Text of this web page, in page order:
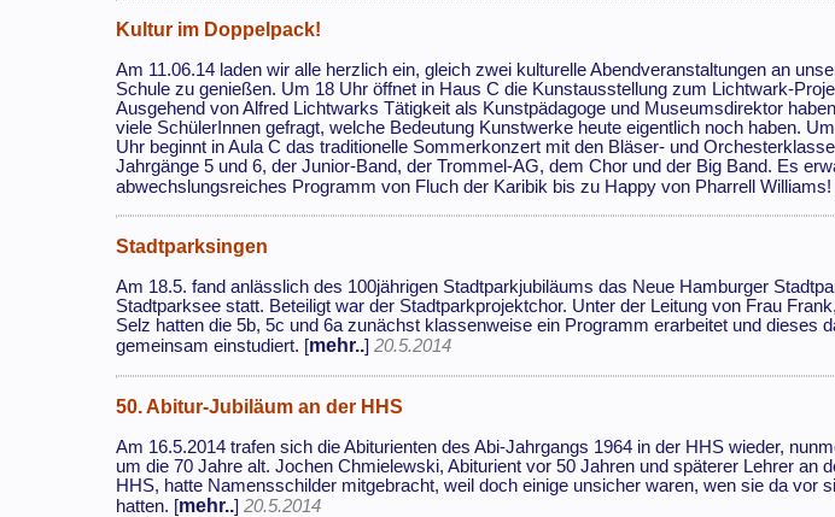
Kultur im Doppelpack!
Am 11.06.14 laden wir alle herzlich ein, gleich zwei kulturelle Abendveranstaltungen an
Schule zu genießen. Um 18 Uhr öffnet in Haus C die Kunstausstellung zum Lichtwark-
Ausgehend von Alfred Lichtwarks Tätigkeit als Kunstpädagoge und Museumsdirektor
viele SchülerInnen gefragt, welche Bedeutung Kunstwerke heute eigentlich noch haben.
Uhr beginnt in Aula C das traditionelle Sommerkonzert mit den Bläser- und
Jahrgänge 5 und 6, der Junior-Band, der Trommel-AG, dem Chor und der Big Band. Es
abwechslungsreiches Programm von Fluch der Karibik bis zu Happy von Pharrell Williams!
Stadtparksingen
Am 18.5. fand anlässlich des 100jährigen Stadtparkjubiläums das Neue Hamburger
Stadtparksee statt. Beteiligt war der Stadtparkprojektchor. Unter der Leitung von Frau
Selz hatten die 5b, 5c und 6a zunächst klassenweise ein Programm erarbeitet und dieses
gemeinsam einstudiert. [mehr..]20.5.2014
50. Abitur-Jubiläum an der HHS
Am 16.5.2014 trafen sich die Abiturienten des Abi-Jahrgangs 1964 in der HHS wieder,
um die 70 Jahre alt. Jochen Chmielewski, Abiturient vor 50 Jahren und späterer Lehrer an
HHS, hatte Namensschilder mitgebracht, weil doch einige unsicher waren, wen sie da vor
hatten. [mehr..]20.5.2014